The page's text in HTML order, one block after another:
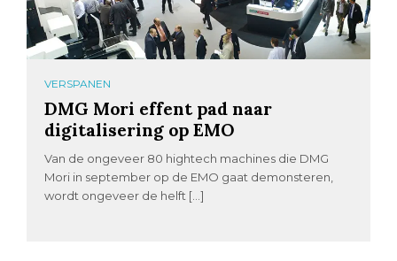
VERSPANEN
DMG Mori effent pad naar
digitalisering op EMO
Van de ongeveer 80 hightech machines die DMG
Mori in september op de EMO gaat demonsteren,
wordt ongeveer de helft […]